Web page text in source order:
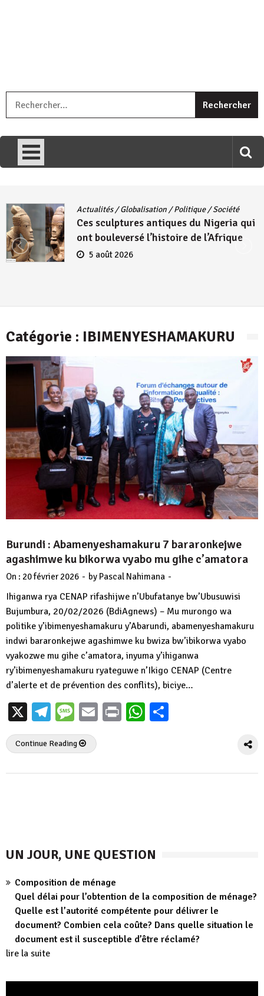
umariye umuryango wawe canke igihugu cakwibarutse .Wewe
Actualités/Globalisation /Politique/Société
Ces sculptures antiques du Nigeria qui
ont bouleversé l’histoire de l’Afrique
5 août 2026
Catégorie : IBIMENYESHAMAKURU
Burundi : Abamenyeshamakuru 7 bararonkejwe
agashimwe ku bikorwa vyabo mu gihe c’amatora
On : 20 février 2026 - by Pascal Nahimana -
Ihiganwa rya CENAP rifashijwe n’Ubufatanye bw’Ubusuwisi
Bujumbura, 20/02/2026 (BdiAgnews) – Mu murongo wa
politike y’ibimenyeshamakuru y’Abarundi, abamenyeshamakuru
indwi bararonkejwe agashimwe ku bwiza bw’ibikorwa vyabo
vyakozwe mu gihe c’amatora, inyuma y’ihiganwa
ry’ibimenyeshamakuru ryateguwe n’Ikigo CENAP (Centre
d’alerte et de prévention des conflits), biciye…
X Telegram
Message
EmailPrintWhatsApp
Continue Reading
UN JOUR, UNE QUESTION
Composition de ménage
Quel délai pour l’obtention de la composition de ménage?
Quelle est l’autorité compétente pour délivrer le
document? Combien cela coûte? Dans quelle situation le
document est il susceptible d’être réclamé?
lire la suite